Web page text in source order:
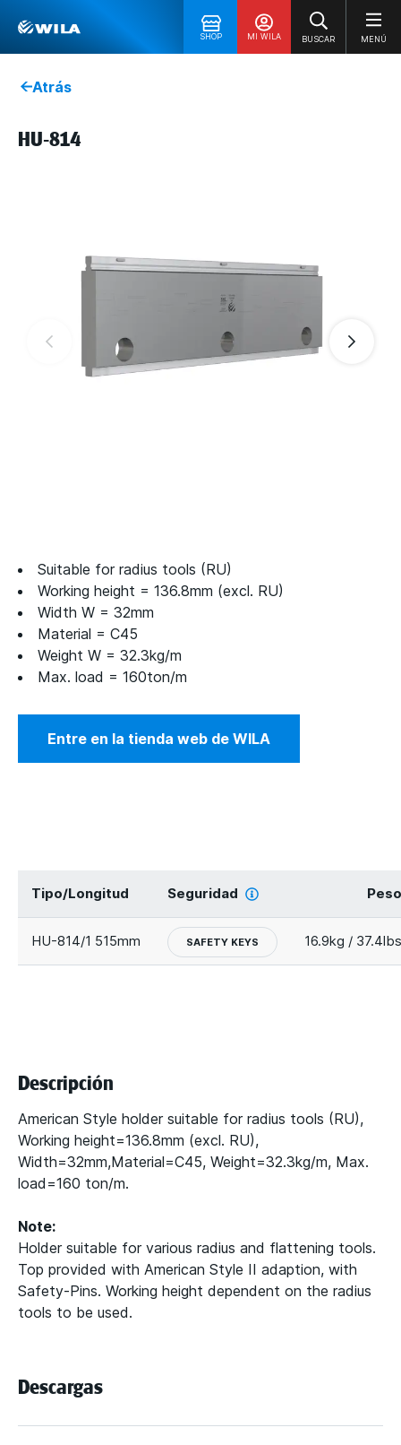
SHOP MI WILA BUSCAR MENÚ
Atrás
HU-814
Suitable for radius tools (RU)
Working height = 136.8mm (excl. RU)
Width W = 32mm
Material = C45
Weight W = 32.3kg/m
Max. load = 160ton/m
Entre en la tienda web de WILA
Tipo/Longitud Seguridad Peso
HU-814/1 515mm SAFETY KEYS 16.9kg / 37.4lbs
Descripción
American Style holder suitable for radius tools (RU),
Working height=136.8mm (excl. RU),
Width=32mm,Material=C45, Weight=32.3kg/m, Max.
load=160 ton/m.
Note:
Holder suitable for various radius and flattening tools.
Top provided with American Style II adaption, with
Safety-Pins. Working height dependent on the radius
tools to be used.
Descargas